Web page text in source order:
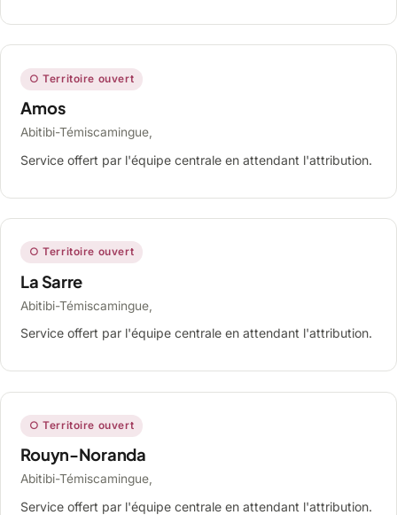
○ Territoire ouvert
Amos
Abitibi-Témiscamingue,
Service offert par l'équipe centrale en attendant l'attribution.
○ Territoire ouvert
La Sarre
Abitibi-Témiscamingue,
Service offert par l'équipe centrale en attendant l'attribution.
○ Territoire ouvert
Rouyn-Noranda
Abitibi-Témiscamingue,
Service offert par l'équipe centrale en attendant l'attribution.